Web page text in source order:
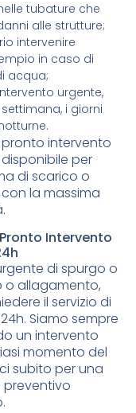
tubature che
alle strutture;
intervenire
in caso di
acqua;
urgente,
i giorni
pronto intervento
per
di scarico o
la massima
Intervento
di spurgo o
o allagamento,
il servizio di
Siamo sempre
un intervento
momento del
subito per una